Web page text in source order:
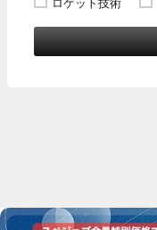
ロケット技術